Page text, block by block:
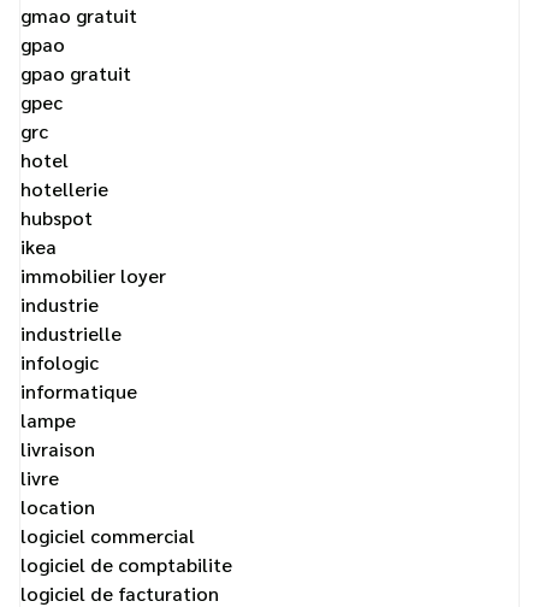
gmao gratuit
gpao
gpao gratuit
gpec
grc
hotel
hotellerie
hubspot
ikea
immobilier loyer
industrie
industrielle
infologic
informatique
lampe
livraison
livre
location
logiciel commercial
logiciel de comptabilite
logiciel de facturation